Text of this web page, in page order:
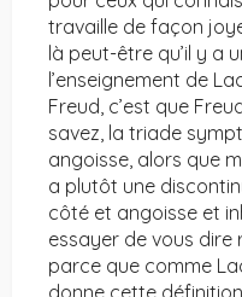
travaille de façon
là peut-être qu’il y a
l’enseignement de
Freud, c’est que
savez, la triade
angoisse, alors que
a plutôt une
côté et angoisse et
essayer de vous dire
parce que comme